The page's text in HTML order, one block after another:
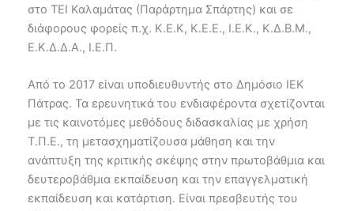
στο ΤΕΙ Καλαμάτας (Παράρτημα Σπάρτης) και σε
διάφορους φορείς π.χ. Κ.Ε.Κ, Κ.Ε.Ε., Ι.Ε.Κ., Κ.Δ.Β.Μ.,
Ε.Κ.Δ.Δ.Α., Ι.Ε.Π.
Από το 2017 είναι υποδιευθυντής στο Δημόσιο ΙΕΚ
Πάτρας. Τα ερευνητικά του ενδιαφέροντα σχετίζονται
με τις καινοτόμες μεθόδους διδασκαλίας με χρήση
Τ.Π.Ε., τη μετασχηματίζουσα μάθηση και την
ανάπτυξη της κριτικής σκέψης στην πρωτοβάθμια και
δευτεροβάθμια εκπαίδευση και την επαγγελματική
εκπαίδευση και κατάρτιση. Είναι πρεσβευτής του